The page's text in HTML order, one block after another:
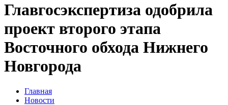
Главгосэкспертиза одобрила
проект второго этапа
Восточного обхода Нижнего
Новгорода
Главная
Новости